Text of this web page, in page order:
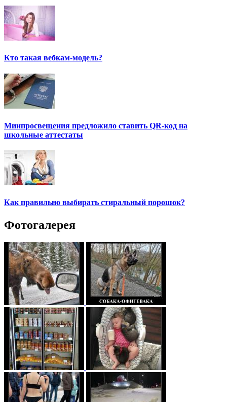
Кто такая вебкам-модель?
Минпросвещения предложило ставить QR-код на
школьные аттестаты
Как правильно выбирать стиральный порошок?
Фотогалерея